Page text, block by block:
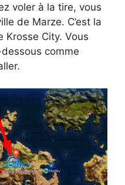
voler à la tire, vous
de Marze. C’est la
City. Vous
comme